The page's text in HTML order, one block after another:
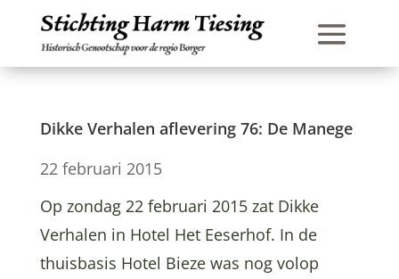
Dikke Verhalen aflevering 76: De Manege
22 februari 2015
Op zondag 22 februari 2015 zat Dikke
Verhalen in Hotel Het Eeserhof. In de
thuisbasis Hotel Bieze was nog volop